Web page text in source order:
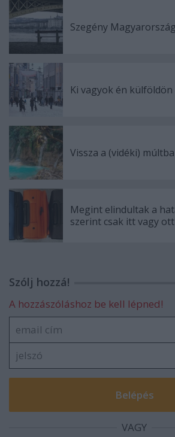
Szegény Magyarország
Ki vagyok én külföldön
Vissza a (vidéki) múltba
Megint elindultak a
szerint csak itt vagy
Szólj hozzá!
A hozzászóláshoz be kell lépned!
VAGY